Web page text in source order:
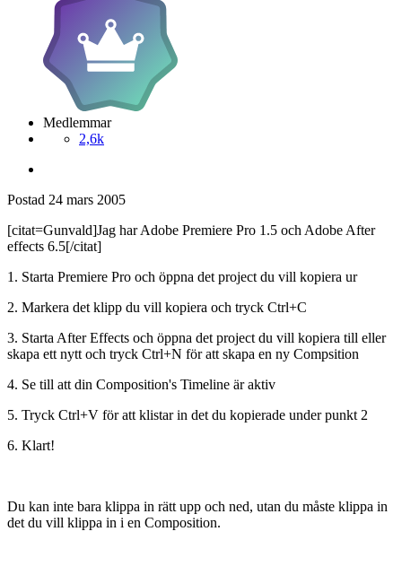
Medlemmar
2,6k
Postad 24 mars 2005
[citat=Gunvald]Jag har Adobe Premiere Pro 1.5 och Adobe After
effects 6.5[/citat]
1. Starta Premiere Pro och öppna det project du vill kopiera ur
2. Markera det klipp du vill kopiera och tryck Ctrl+C
3. Starta After Effects och öppna det project du vill kopiera till eller
skapa ett nytt och tryck Ctrl+N för att skapa en ny Compsition
4. Se till att din Composition's Timeline är aktiv
5. Tryck Ctrl+V för att klistar in det du kopierade under punkt 2
6. Klart!
Du kan inte bara klippa in rätt upp och ned, utan du måste klippa in
det du vill klippa in i en Composition.